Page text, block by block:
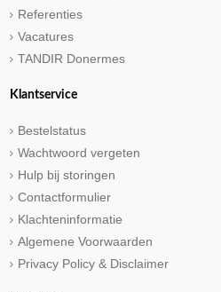
Referenties
Vacatures
TANDIR Donermes
Klantservice
Bestelstatus
Wachtwoord vergeten
Hulp bij storingen
Contactformulier
Klachteninformatie
Algemene Voorwaarden
Privacy Policy & Disclaimer